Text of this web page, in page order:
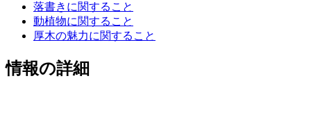
落書きに関すること
動植物に関すること
厚木の魅力に関すること
情報の詳細